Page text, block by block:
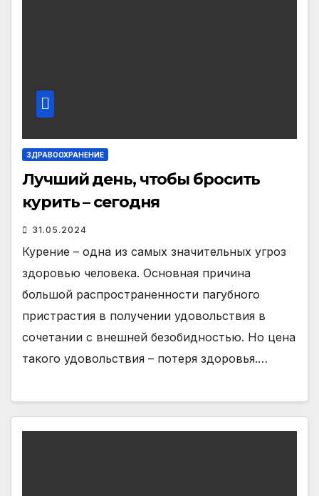
ЗДРАВООХРАНЕНИЕ
Лучший день, чтобы бросить
курить – сегодня
31.05.2024
Курение – одна из самых значительных угроз
здоровью человека. Основная причина
большой распространенности пагубного
пристрастия в получении удовольствия в
сочетании с внешней безобидностью. Но цена
такого удовольствия – потеря здоровья.…